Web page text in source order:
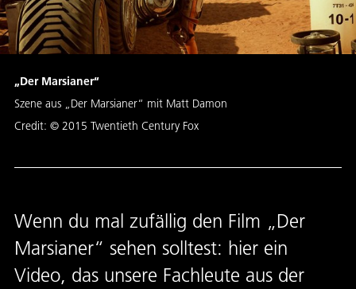
„Der Marsianer“
Szene aus „Der Marsianer“ mit Matt Damon
Credit: © 2015 Twentieth Century Fox
Wenn du mal zufällig den Film „Der
Marsianer“ sehen solltest: hier ein
Video, das unsere Fachleute aus der